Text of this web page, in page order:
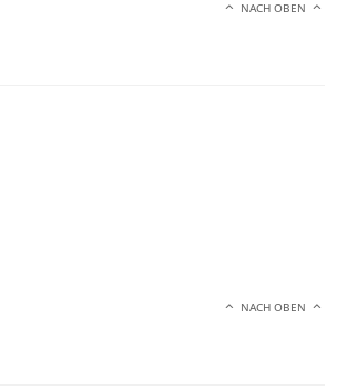
NACH OBEN
NACH OBEN